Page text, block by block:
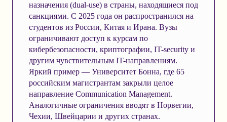
назначения (dual-use) в страны, находящиеся под
санкциями. С 2025 года он распространился на
студентов из России, Китая и Ирана. Вузы
ограничивают доступ к курсам по
кибербезопасности, криптографии, IT-security и
другим чувствительным IT-направлениям.
Яркий пример — Университет Бонна, где 65
российским магистрантам закрыли целое
направление Communication Management.
Аналогичные ограничения вводят в Норвегии,
Чехии, Швейцарии и других странах.